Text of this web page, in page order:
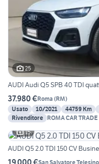
25
AUDI Audi Q5 SPB 40 TDI
37.980 €Roma (RM)
Usato
10/2021 44759 Km
Rivenditore ROMA CAR TRADE
15
AUDI Q5 2.0 TDI 150 CV
San Salvatore Telesino